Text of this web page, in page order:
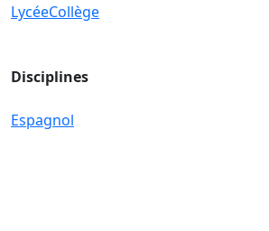
LycéeCollège
Disciplines
Espagnol